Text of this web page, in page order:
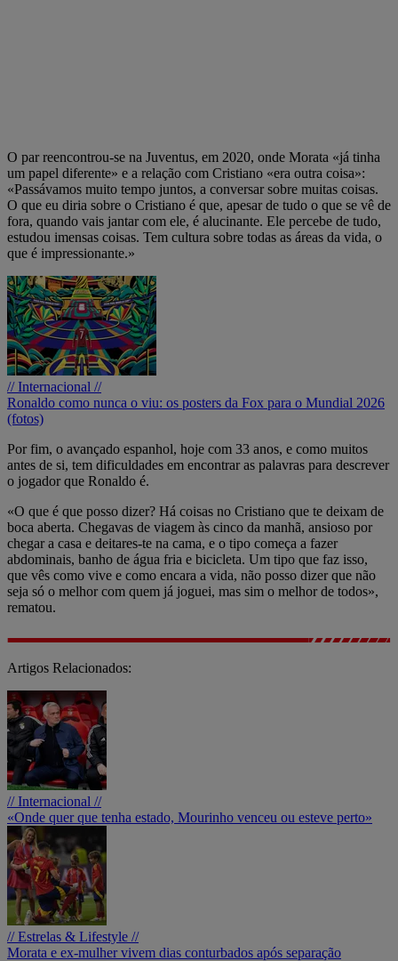
O par reencontrou-se na Juventus, em 2020, onde Morata «já tinha
um papel diferente» e a relação com Cristiano «era outra coisa»:
«Passávamos muito tempo juntos, a conversar sobre muitas coisas.
O que eu diria sobre o Cristiano é que, apesar de tudo o que se vê de
fora, quando vais jantar com ele, é alucinante. Ele percebe de tudo,
estudou imensas coisas. Tem cultura sobre todas as áreas da vida, o
que é impressionante.»
// Internacional //
Ronaldo como nunca o viu: os posters da Fox para o Mundial 2026
(fotos)
Por fim, o avançado espanhol, hoje com 33 anos, e como muitos
antes de si, tem dificuldades em encontrar as palavras para descrever
o jogador que Ronaldo é.
«O que é que posso dizer? Há coisas no Cristiano que te deixam de
boca aberta. Chegavas de viagem às cinco da manhã, ansioso por
chegar a casa e deitares-te na cama, e o tipo começa a fazer
abdominais, banho de água fria e bicicleta. Um tipo que faz isso,
que vês como vive e como encara a vida, não posso dizer que não
seja só o melhor com quem já joguei, mas sim o melhor de todos»,
rematou.
Artigos Relacionados:
// Internacional //
«Onde quer que tenha estado, Mourinho venceu ou esteve perto»
// Estrelas & Lifestyle //
Morata e ex-mulher vivem dias conturbados após separação